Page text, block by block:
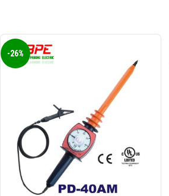
-26%